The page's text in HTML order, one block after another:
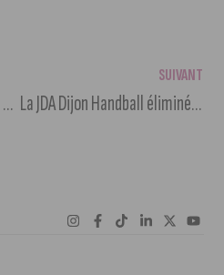
DMH-Aix : défaite du DMH à domicile (26-33)
SUIVANT
La JDA Dijon Handball éliminée de la coupe d’Europe